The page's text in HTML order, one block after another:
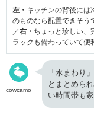
左・ キッチンの背後には
のものなら配置できそ
／右・ ちょっと珍しい、
ラックも備わっていて便
cowcamo
「水まわり
とまとめら
い時間帯も